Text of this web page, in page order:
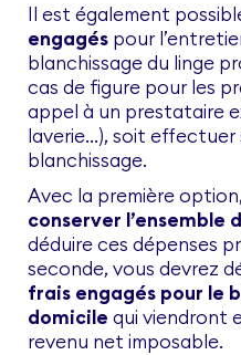
Il est également
engagés pour
blanchissage du linge
cas de figure pour les
appel à un prestataire
laverie…), soit effectuer
blanchissage.
Avec la première
conserver l’ensemble
déduire ces dépenses
seconde, vous devrez
frais engagés pour le
domicile qui viendront
revenu net imposable.